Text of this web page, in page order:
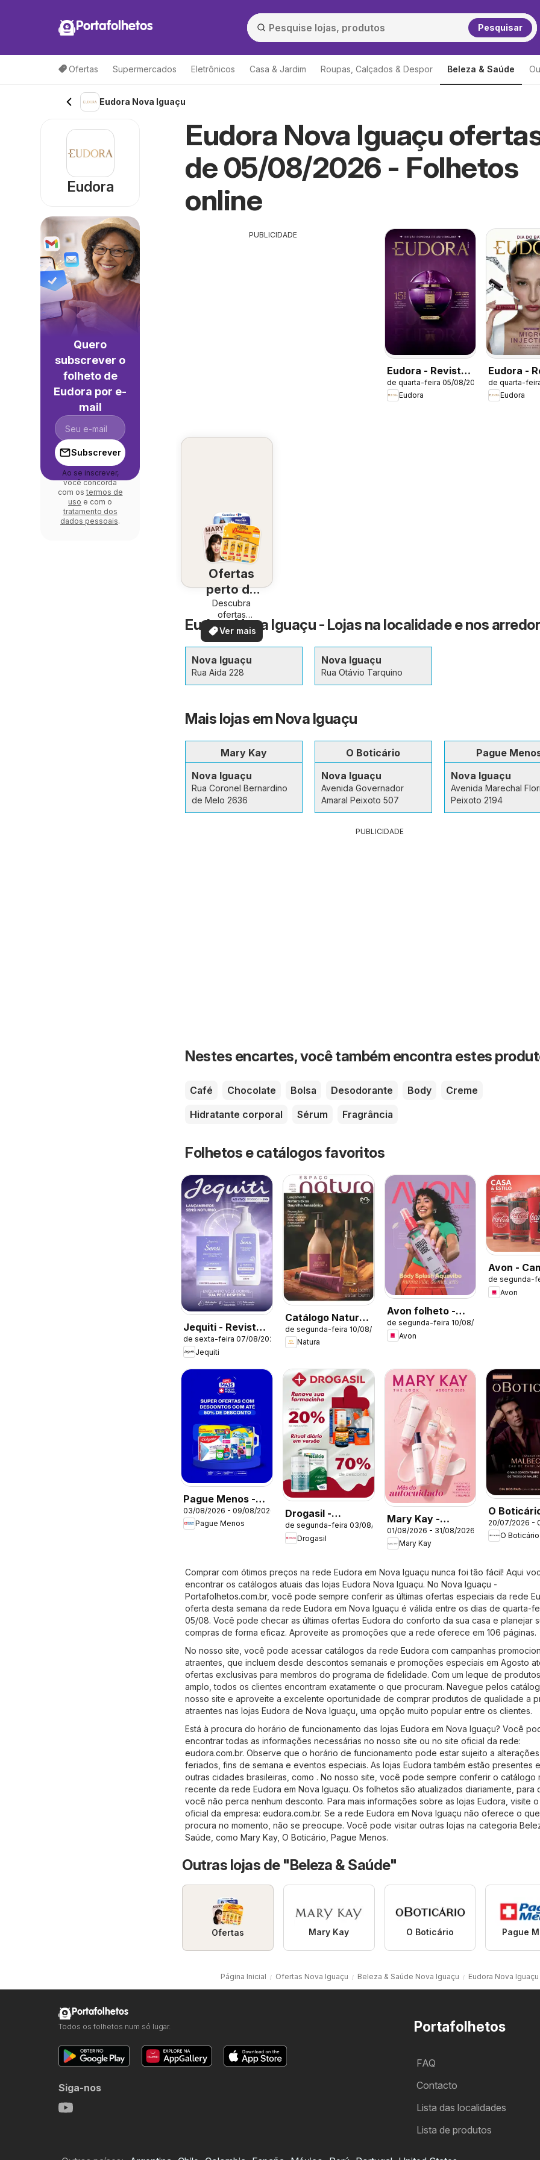
Portafolhetos Pesquisar
Ofertas Supermercados Eletrônicos Casa & Jardim Roupas, Calçados & Despor Beleza & Saúde
Eudora Nova Iguaçu
Eudora Nova Iguaçu
de 05/08/2026 - Folhetos
online
PUBLICIDADE
Eudora - Revista
12/2026
de quarta-feira 05/08/2026
Eudora
Eudora -
11/2026
de quarta-
Eudora
Ofertas
perto de
você
Descubra
ofertas
especiais
Ver mais
Eudora Nova Iguaçu - Lojas na localidade e nos
Nova Iguaçu
Rua Aida 228
Nova Iguaçu
Rua Otávio Tarquino
Mais lojas em Nova Iguaçu
Mary Kay
Nova Iguaçu
Rua Coronel Bernardino
de Melo 2636
O Boticário
Nova Iguaçu
Avenida Governador
Amaral Peixoto 507
Pague
Nova Iguaçu
Avenida Marechal
Peixoto 2194
PUBLICIDADE
Nestes encartes, você também encontra estes
Café Chocolate Bolsa Desodorante Body
Creme
Hidratante corporal
Sérum Fragrância
Folhetos e catálogos favoritos
Jequiti - Revista
11/2026
de sexta-feira 07/08/2026
Jequiti
Catálogo Natura -
Ciclo 13/2026
de segunda-feira 10/08/2026
Natura
Avon folheto -
Campanha 13
de segunda-feira 10/08/2026
Avon
Avon -
13: Casa
de segunda-
Avon
Pague Menos -
Catálogo atual
03/08/2026 - 09/08/2026
Pague Menos
Drogasil -
Catálogo atual
de segunda-feira 03/08/2026
Drogasil
Mary Kay -
Catálogo Agosto
2026
01/08/2026 - 31/08/2026
Mary Kay
O
Ciclo 11/
20/07/2026 -
O Boticário
Comprar com ótimos preços na rede Eudora em Nova Iguaçu nunca foi tão fácil! Aqui
encontrar os catálogos atuais das lojas Eudora Nova Iguaçu. No Nova Iguaçu -
Portafolhetos.com.br, você pode sempre conferir as últimas ofertas especiais da rede
oferta desta semana da rede Eudora em Nova Iguaçu é válida entre os dias de quarta-
05/08. Você pode checar as últimas ofertas Eudora do conforto da sua casa e planejar
compras de forma eficaz. Aproveite as promoções que a rede oferece em 106 páginas.
No nosso site, você pode acessar catálogos da rede Eudora com campanhas
atraentes, que incluem desde descontos semanais e promoções especiais em Agosto
ofertas exclusivas para membros do programa de fidelidade. Com um leque de
amplo, todos os clientes encontram exatamente o que procuram. Navegue pelos
nosso site e aproveite a excelente oportunidade de comprar produtos de qualidade a
atraentes nas lojas Eudora de Nova Iguaçu, uma opção muito popular entre os clientes.
Está à procura do horário de funcionamento das lojas Eudora em Nova Iguaçu? Você
encontrar todas as informações necessárias no nosso site ou no site oficial da rede:
eudora.com.br. Observe que o horário de funcionamento pode estar sujeito a
feriados, fins de semana e eventos especiais. As lojas Eudora também estão presentes
outras cidades brasileiras, como . No nosso site, você pode sempre conferir o catálogo
recente da rede Eudora em Nova Iguaçu. Os folhetos são atualizados diariamente, para
você não perca nenhum desconto. Para mais informações sobre as lojas Eudora, visite
oficial da empresa: eudora.com.br. Se a rede Eudora em Nova Iguaçu não oferece o
procura no momento, não se preocupe. Você pode visitar outras lojas na categoria
Saúde , como Mary Kay, O Boticário Pague Menos.
Outras lojas de "Beleza & Saúde"
Ofertas Mary Kay O Boticário Pague
Página Inicial Ofertas Nova Iguaçu Beleza & Saúde Nova Iguaçu Eudora Nova Iguaçu
Eudora
Quero
subscrever o
folheto de
Eudora por e-
mail
Subscrever
Ao se inscrever,
você concorda
com os termos de
uso e com o
tratamento dos
dados pessoais.
Portafolhetos
FAQ
Contacto
Lista das localidades
Lista de produtos
Portafolhetos
Todos os folhetos num só lugar.
Siga-nos